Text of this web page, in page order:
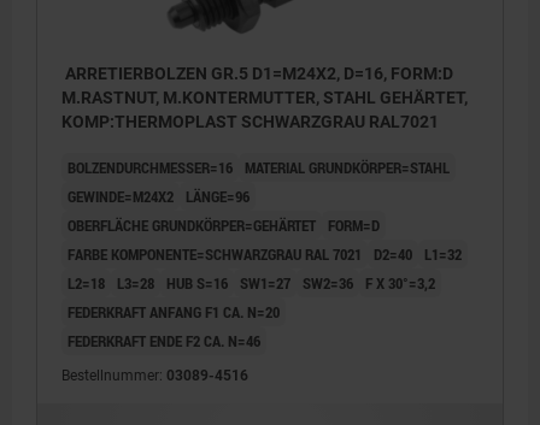
ARRETIERBOLZEN GR.5 D1=M24X2, D=16, FORM:D
M.RASTNUT, M.KONTERMUTTER, STAHL GEHÄRTET,
KOMP:THERMOPLAST SCHWARZGRAU RAL7021
BOLZENDURCHMESSER=16
MATERIAL GRUNDKÖRPER=STAHL
GEWINDE=M24X2
LÄNGE=96
OBERFLÄCHE GRUNDKÖRPER=GEHÄRTET
FORM=D
FARBE KOMPONENTE=SCHWARZGRAU RAL 7021
D2=40
L1=32
L2=18
L3=28 HUB S=16 SW1=27 SW2=36
F X 30°=3,2
FEDERKRAFT ANFANG F1 CA. N=20
FEDERKRAFT ENDE F2 CA. N=46
Bestellnummer: 03089-4516